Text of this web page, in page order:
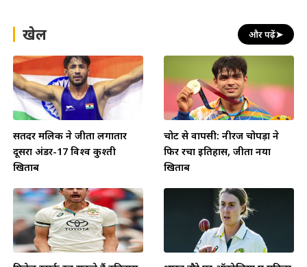
खेल और पढ़ें➤
सतिंदर मलिक ने जीता लगातार
दूसरा अंडर-17 विश्व कुश्ती
खिताब
चोट से वापसी: नीरज चोपड़ा ने
फिर रचा इतिहास, जीता नया
खिताब